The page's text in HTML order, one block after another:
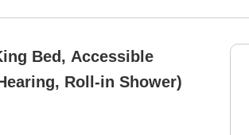
Bed, Accessible
Roll-in Shower)